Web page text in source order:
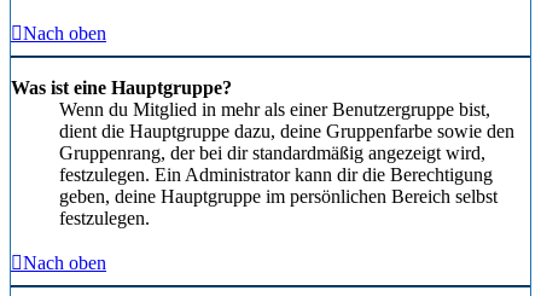
Nach oben
Was ist eine Hauptgruppe?
Wenn du Mitglied in mehr als einer Benutzergruppe bist,
dient die Hauptgruppe dazu, deine Gruppenfarbe sowie den
Gruppenrang, der bei dir standardmäßig angezeigt wird,
festzulegen. Ein Administrator kann dir die Berechtigung
geben, deine Hauptgruppe im persönlichen Bereich selbst
festzulegen.
Nach oben